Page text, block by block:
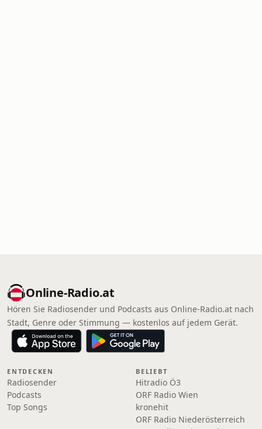
Online‑Radio.at
Hören Sie Radiosender und Podcasts aus Online‑Radio.at nach
Stadt, Genre oder Stimmung — kostenlos auf jedem Gerät.
ENTDECKEN
Radiosender
Podcasts
Top Songs
BELIEBT
Hitradio Ö3
ORF Radio Wien
kronehit
ORF Radio Niederösterreich